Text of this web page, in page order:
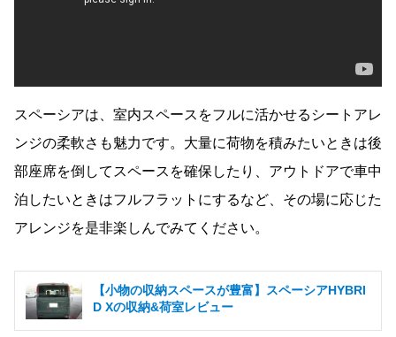
スペーシアは、室内スペースをフルに活かせるシートアレ
ンジの柔軟さも魅力です。大量に荷物を積みたいときは後
部座席を倒してスペースを確保したり、アウトドアで車中
泊したいときはフルフラットにするなど、その場に応じた
アレンジを是非楽しんでみてください。
【小物の収納スペースが豊富】スペーシアHYBRI
D Xの収納&荷室レビュー